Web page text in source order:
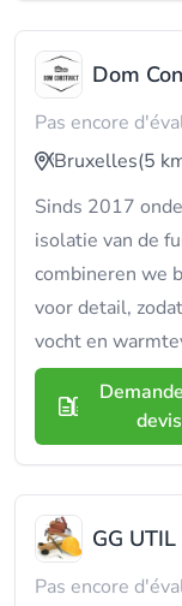
Dom
Pas encore
Bruxelles(5
Sinds 2017
isolatie van de
combineren we
voor detail,
vocht en
devis
GG UTIL
Pas encore